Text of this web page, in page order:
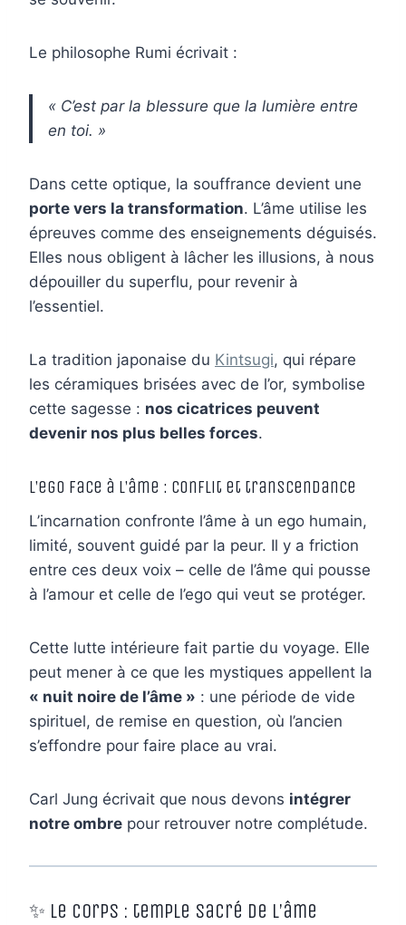
Le philosophe Rumi écrivait :
« C’est par la blessure que la lumière entre
en toi. »
Dans cette optique, la souffrance devient une
porte vers la transformation. L’âme utilise les
épreuves comme des enseignements déguisés.
Elles nous obligent à lâcher les illusions, à nous
dépouiller du superflu, pour revenir à
l’essentiel.
La tradition japonaise du Kintsugi, qui répare
les céramiques brisées avec de l’or, symbolise
cette sagesse : nos cicatrices peuvent
devenir nos plus belles forces.
L’ego face à l’âme : conflit et transcendance
L’incarnation confronte l’âme à un ego humain,
limité, souvent guidé par la peur. Il y a friction
entre ces deux voix – celle de l’âme qui pousse
à l’amour et celle de l’ego qui veut se protéger.
Cette lutte intérieure fait partie du voyage. Elle
peut mener à ce que les mystiques appellent la
« nuit noire de l’âme » : une période de vide
spirituel, de remise en question, où l’ancien
s’effondre pour faire place au vrai.
Carl Jung écrivait que nous devons intégrer
notre ombre pour retrouver notre complétude.
✨ Le corps : temple sacré de l’âme